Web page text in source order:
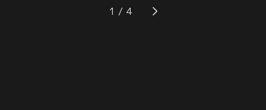
名集めをナユンに任せることにす
る。イチャンはジヨンのスマホを持
ジソンにある取り引きを持ち掛け
る。PTA総会の日、ジソンの推薦で
1